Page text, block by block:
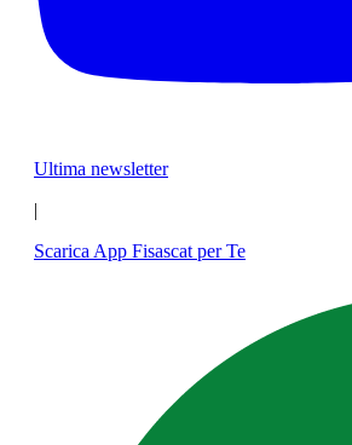
Ultima newsletter
|
Scarica App Fisascat per Te